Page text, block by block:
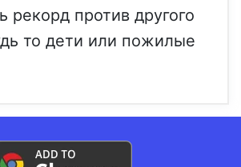
рекорд против другого
то дети или пожилые